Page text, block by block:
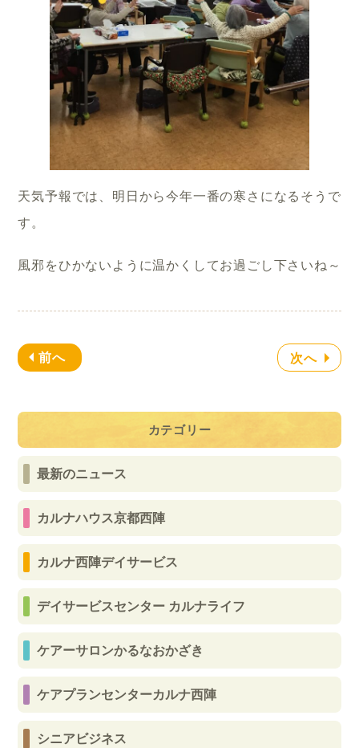
カテゴリー
最新のニュース
カルナハウス京都西陣
カルナ西陣デイサービス
デイサービスセンター カルナライフ
ケアーサロンかるなおかざき
ケアプランセンターカルナ西陣
シニアビジネス
天気予報では、明日から今年一番の寒さになるそうで
す。
風邪をひかないように温かくしてお過ごし下さいね～
前へ 次へ